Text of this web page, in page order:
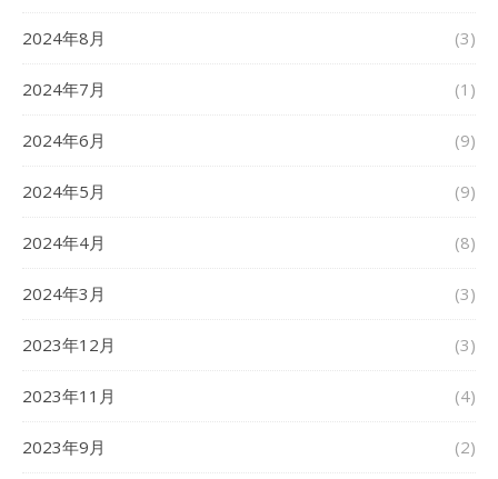
2024年8月 (3)
2024年7月 (1)
2024年6月 (9)
2024年5月 (9)
2024年4月 (8)
2024年3月 (3)
2023年12月 (3)
2023年11月 (4)
2023年9月 (2)